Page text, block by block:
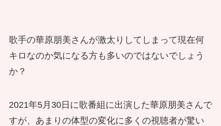
歌手の華原朋美さんが激太りしてしまって現在何
キロなのか気になる方も多いのではないでしょう
か？
2021年5月30日に歌番組に出演した華原朋美さんで
すが、あまりの体型の変化に多くの視聴者が驚い